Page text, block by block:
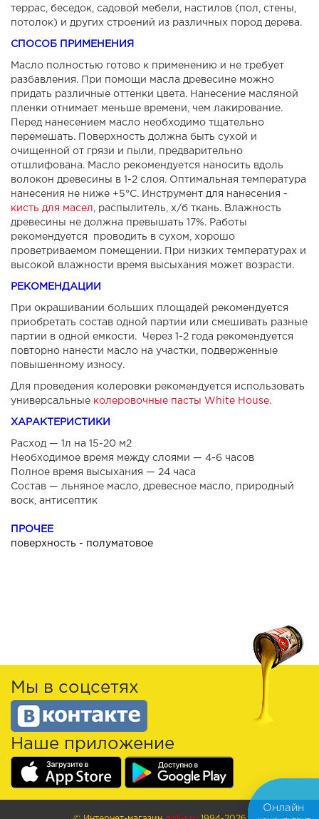
террас, беседок, садовой мебели, настилов (пол, стены,
потолок) и других строений из различных пород дерева.
СПОСОБ ПРИМЕНЕНИЯ
Масло полностью готово к применению и не требует
разбавления. При помощи масла древесине можно
придать различные оттенки цвета. Нанесение масляной
пленки отнимает меньше времени, чем лакирование.
Перед нанесением масло необходимо тщательно
перемешать. Поверхность должна быть сухой и
очищенной от грязи и пыли, предварительно
отшлифована. Масло рекомендуется наносить вдоль
волокон древесины в 1-2 слоя. Оптимальная температура
нанесения не ниже +5°С. Инструмент для нанесения -
кисть для масел
, распылитель, х/б ткань. Влажность
древесины не должна превышать 17%. Работы
рекомендуется проводить в сухом, хорошо
проветриваемом помещении. При низких температурах и
высокой влажности время высыхания может возрасти.
РЕКОМЕНДАЦИИ
При окрашивании больших площадей рекомендуется
приобретать состав одной партии или смешивать разные
партии в одной емкости. Через 1-2 года рекомендуется
повторно нанести масло на участки, подверженные
повышенному износу.
Для проведения колеровки рекомендуется использовать
универсальные колеровочные пасты White House.
ХАРАКТЕРИСТИКИ
Расход — 1л на 15-20 м2
Необходимое время между слоями — 4-6 часов
Полное время высыхания — 24 часа
Состав — льняное масло, древесное масло, природный
воск, антисептик
ПРОЧЕЕ
поверхность - полуматовое
Мы в соцсетях
Наше приложение
Онлайн